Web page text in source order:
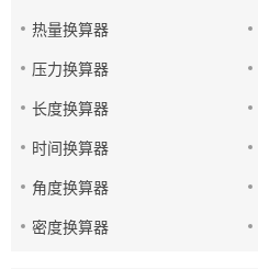
热量换算器
压力换算器
长度换算器
时间换算器
角度换算器
密度换算器